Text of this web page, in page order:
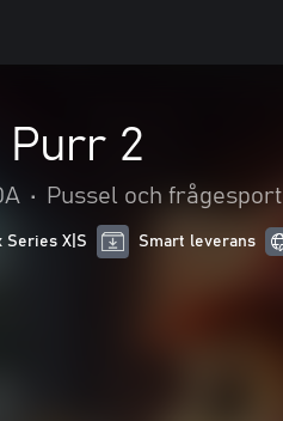
2
• Pussel och frågesport
Series X|S Smart leverans